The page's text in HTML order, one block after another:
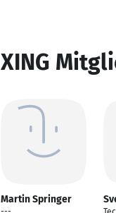
XING
Martin Springer